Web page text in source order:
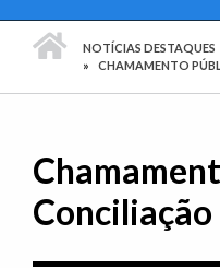
PÁGINA INICIAL
NOTÍCIAS DESTAQUES
CHAMAMENTO
Conciliação